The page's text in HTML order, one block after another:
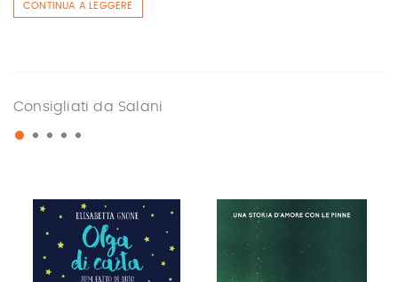
CONTINUA A LEGGERE
Consigliati da Salani